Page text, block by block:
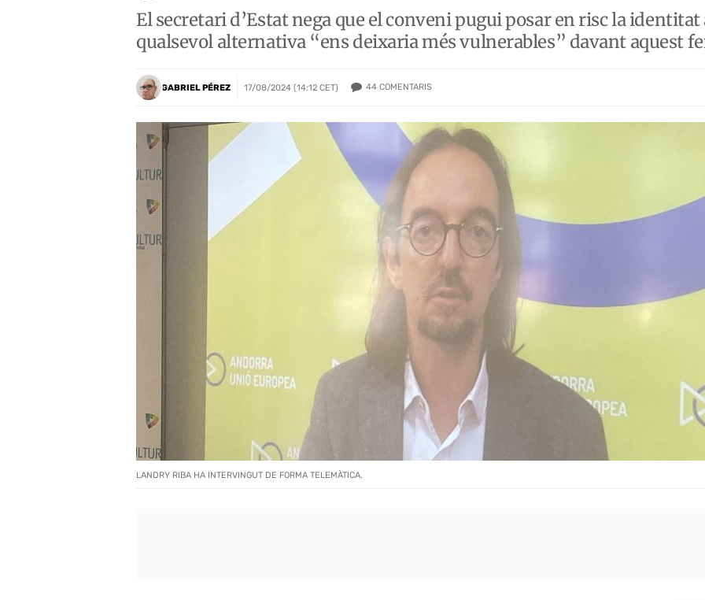
El secretari d’Estat nega que el conveni pugui posar en risc la
qualsevol alternativa “ens deixaria més vulnerables” davant aquest
GABRIEL PÉREZ 17/08/2024 (14:12 CET) 44 COMENTARIS
LANDRY RIBA HA INTERVINGUT DE FORMA TELEMÀTICA.